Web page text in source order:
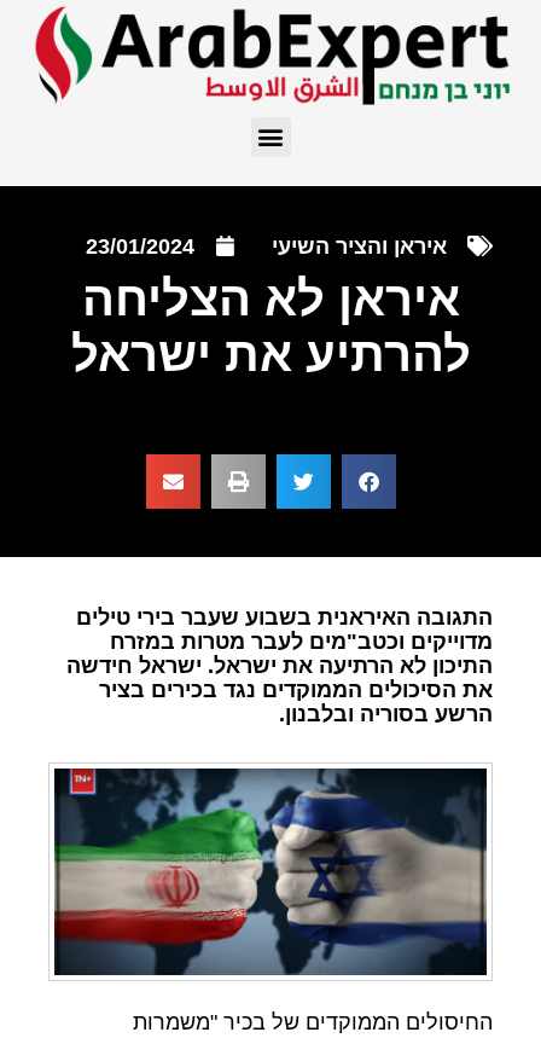
איראן והציר השיעי 23/01/2024
איראן לא הצליחה
להרתיע את ישראל
התגובה האיראנית בשבוע שעבר בירי טילים
מדוייקים וכטב"מים לעבר מטרות במזרח
התיכון לא הרתיעה את ישראל. ישראל חידשה
את הסיכולים הממוקדים נגד בכירים בציר
הרשע בסוריה ובלבנון.
החיסולים הממוקדים של בכיר "משמרות